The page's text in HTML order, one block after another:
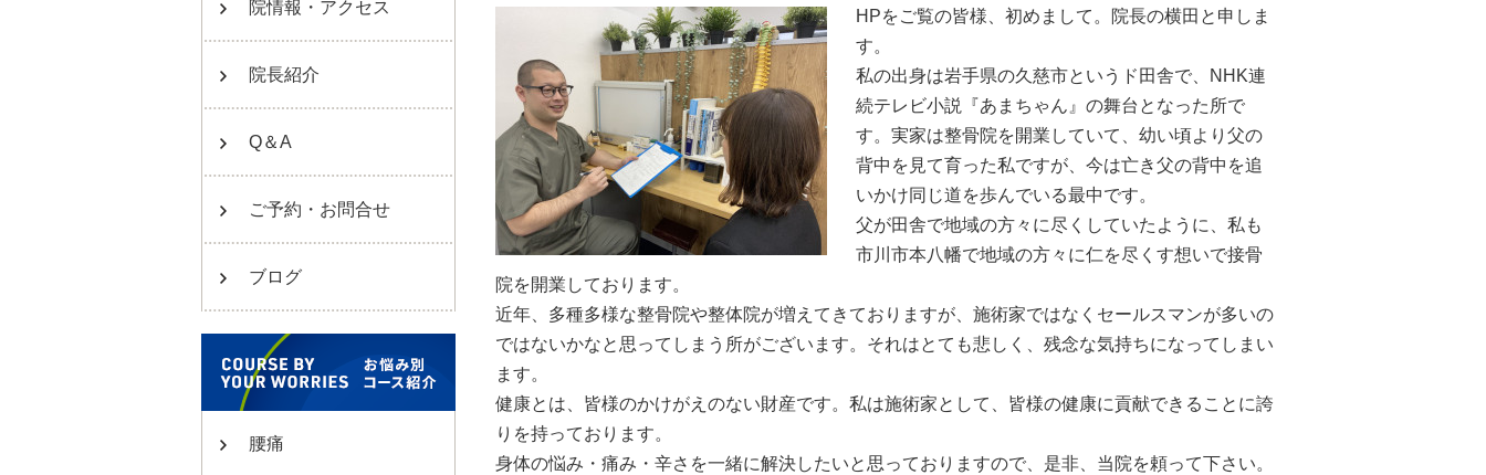
院情報・アクセス
院長紹介
Q＆A
ご予約・お問合せ
ブログ
腰痛
HPをご覧の皆様、初めまして。院長の横田と申しま
す。
私の出身は岩手県の久慈市というド田舎で、NHK連
続テレビ小説『あまちゃん』の舞台となった所で
す。実家は整骨院を開業していて、幼い頃より父の
背中を見て育った私ですが、今は亡き父の背中を追
いかけ同じ道を歩んでいる最中です。
父が田舎で地域の方々に尽くしていたように、私も
市川市本八幡で地域の方々に仁を尽くす想いで接骨
院を開業しております。
近年、多種多様な整骨院や整体院が増えてきておりますが、施術家ではなくセールスマンが多いの
ではないかなと思ってしまう所がございます。それはとても悲しく、残念な気持ちになってしまい
ます。
健康とは、皆様のかけがえのない財産です。私は施術家として、皆様の健康に貢献できることに誇
りを持っております。
身体の悩み・痛み・辛さを一緒に解決したいと思っておりますので、是非、当院を頼って下さい。